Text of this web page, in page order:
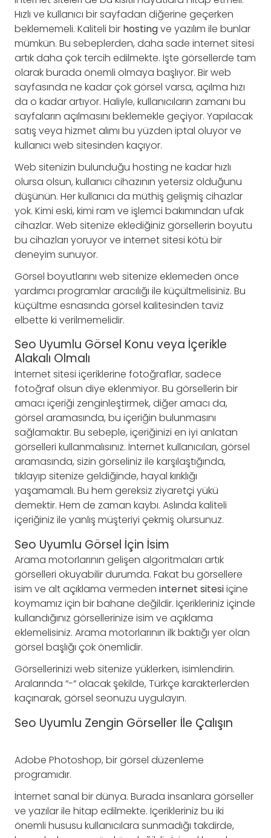
Hızlı ve kullanıcı bir sayfadan diğerine geçerken
beklememeli. Kaliteli bir hostingve yazılım ile bunlar
mümkün. Bu sebeplerden, daha sade internet sitesi
artık daha çok tercih edilmekte. İşte görsellerde tam
olarak burada önemli olmaya başlıyor. Bir web
sayfasında ne kadar çok görsel varsa, açılma hızı
da o kadar artıyor. Haliyle, kullanıcıların zamanı bu
sayfaların açılmasını beklemekle geçiyor. Yapılacak
satış veya hizmet alımı bu yüzden iptal oluyor ve
kullanıcı web sitesinden kaçıyor.
Web sitenizin bulunduğu hosting ne kadar hızlı
olursa olsun, kullanıcı cihazının yetersiz olduğunu
düşünün. Her kullanıcı da müthiş gelişmiş cihazlar
yok. Kimi eski, kimi ram ve işlemci bakımından ufak
cihazlar. Web sitenize eklediğiniz görsellerin boyutu
bu cihazları yoruyor ve internet sitesi kötü bir
deneyim sunuyor.
Görsel boyutlarını web sitenize eklemeden önce
yardımcı programlar aracılığı ile küçültmelisiniz. Bu
küçültme esnasında görsel kalitesinden taviz
elbette ki verilmemelidir.
Seo Uyumlu Görsel Konu veya İçerikle
Alakalı Olmalı
İnternet sitesi içeriklerine fotoğraflar, sadece
fotoğraf olsun diye eklenmiyor. Bu görsellerin bir
amacı içeriği zenginleştirmek, diğer amacı da,
görsel aramasında, bu içeriğin bulunmasını
sağlamaktır. Bu sebeple, içeriğinizi en iyi anlatan
görselleri kullanmalısınız. İnternet kullanıcıları, görsel
aramasında, sizin görseliniz ile karşılaştığında,
tıklayıp sitenize geldiğinde, hayal kırıklığı
yaşamamalı. Bu hem gereksiz ziyaretçi yükü
demektir. Hem de zaman kaybı. Aslında kaliteli
içeriğiniz ile yanlış müşteriyi çekmiş olursunuz.
Seo Uyumlu Görsel İçin İsim
Arama motorlarının gelişen algoritmaları artık
görselleri okuyabilir durumda. Fakat bu görsellere
isim ve alt açıklama vermeden internet sitesiiçine
koymamız için bir bahane değildir. İçerikleriniz içinde
kullandığınız görsellerinize isim ve açıklama
eklemelisiniz. Arama motorlarının ilk baktığı yer olan
görsel başlığı çok önemlidir.
Görsellerinizi web sitenize yüklerken, isimlendirin.
Aralarında “-“ olacak şekilde, Türkçe karakterlerden
kaçınarak, görsel seonuzu uygulayın.
Seo Uyumlu Zengin Görseller İle Çalışın
Adobe Photoshop, bir görsel düzenleme
programıdır.
İnternet sanal bir dünya. Burada insanlara görseller
ve yazılar ile hitap edilmekte. İçerikleriniz bu iki
önemli hususu kullanıcılara sunmadığı takdirde,